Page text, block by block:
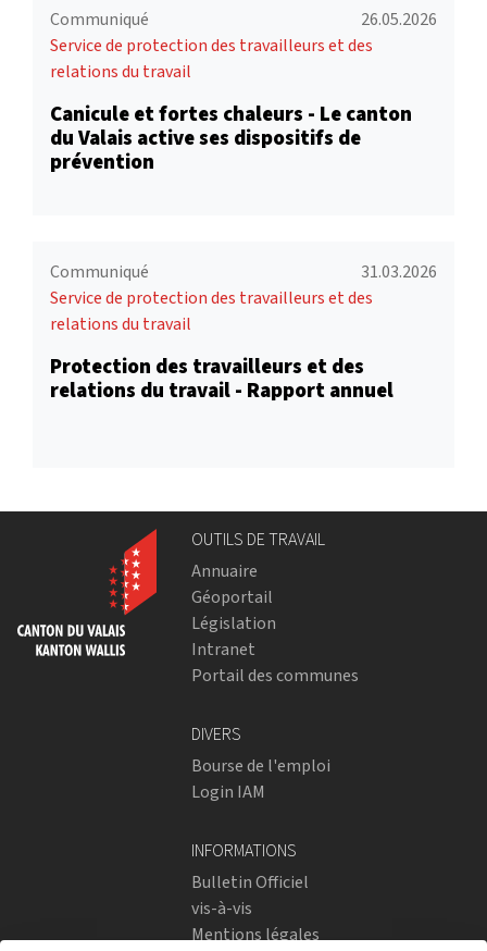
Communiqué
26.05.2026
Service de protection des travailleurs et des
relations du travail
Canicule et fortes chaleurs - Le canton
du Valais active ses dispositifs de
prévention
Communiqué
31.03.2026
Service de protection des travailleurs et des
relations du travail
Protection des travailleurs et des
relations du travail - Rapport annuel
OUTILS DE TRAVAIL
Annuaire
Géoportail
Législation
Intranet
Portail des communes
DIVERS
Bourse de l'emploi
Login IAM
INFORMATIONS
Bulletin Officiel
vis-à-vis
Mentions légales